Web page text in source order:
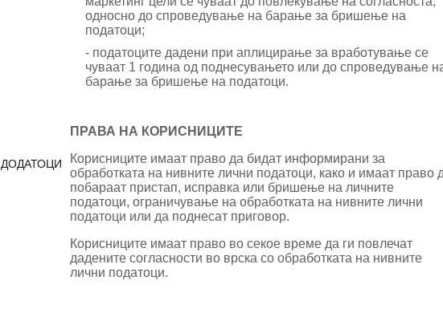
ДОДАТОЦИ
односно до спроведување на барање за бришење на
податоци;
- податоците дадени при аплицирање за вработување се
чуваат 1 година од поднесувањето или до спроведување
барање за бришење на податоци.
ПРАВА НА КОРИСНИЦИТЕ
Корисниците имаат право да бидат информирани за
обработката на нивните лични податоци, како и имаат право
побараат пристап, исправка или бришење на личните
податоци, ограничување на обработката на нивните лични
податоци или да поднесат приговор.
Корисниците имаат право во секое време да ги повлечат
дадените согласности во врска со обработката на нивните
лични податоци.